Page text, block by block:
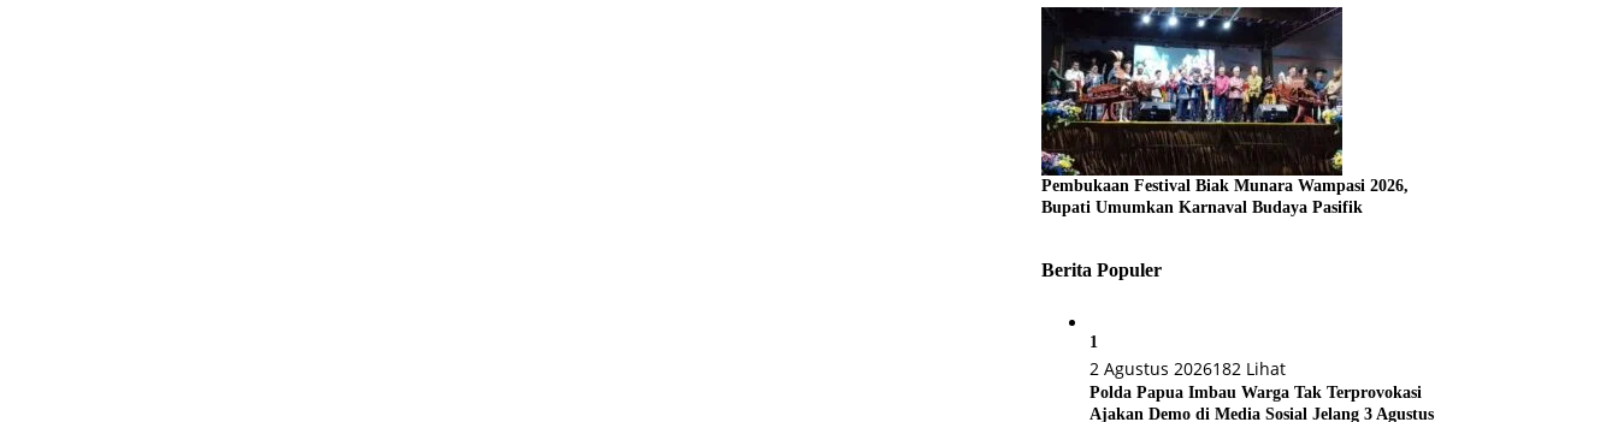
Pembukaan Festival Biak Munara Wampasi 2026,
Bupati Umumkan Karnaval Budaya Pasifik
Berita Populer
1
2 Agustus 2026182 Lihat
Polda Papua Imbau Warga Tak Terprovokasi
Ajakan Demo di Media Sosial Jelang 3 Agustus